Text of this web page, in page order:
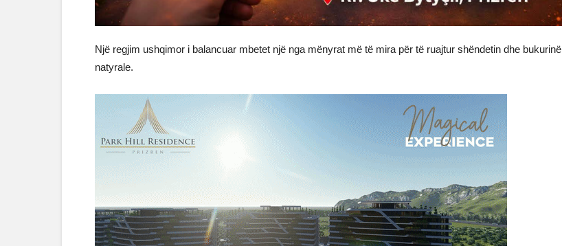
Një regjim ushqimor i balancuar mbetet një nga mënyrat më të mira për të ruajtur shëndetin dhe bukurinë
natyrale.